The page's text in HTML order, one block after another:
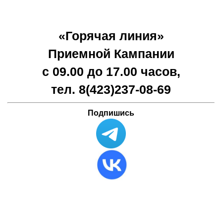
«Горячая линия»
Приемной Кампании
с 09.00 до 17.00 часов,
тел. 8(423)237-08-69
Подпишись